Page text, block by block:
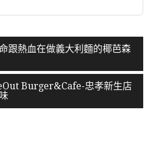
跟熱血在做義大利麵的椰芭森
Burger&Cafe-忠孝新生店